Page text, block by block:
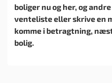
boliger nu og her, og
venteliste eller skrive en
komme i betragtning,
bolig.